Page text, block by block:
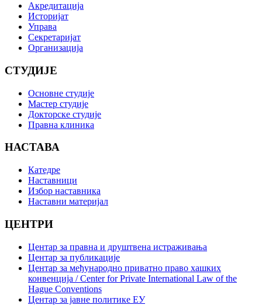
Акредитација
Историјат
Управа
Секретаријат
Организација
СТУДИЈЕ
Основне студије
Мастер студије
Докторске студије
Правна клиника
НАСТАВА
Катедре
Наставници
Избор наставника
Наставни материјал
ЦЕНТРИ
Центар за правна и друштвена истраживања
Центар за публикације
Центар за међународно приватно право хашких
конвенција / Center for Private International Law of the
Hague Conventions
Центар за јавне политике ЕУ